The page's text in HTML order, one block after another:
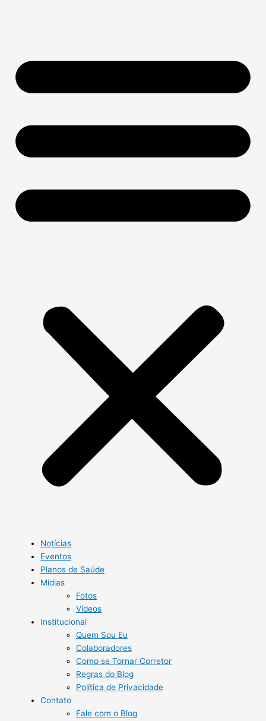
Notícias
Eventos
Planos de Saúde
Mídias
Fotos
Vídeos
Institucional
Quem Sou Eu
Colaboradores
Como se Tornar Corretor
Regras do Blog
Política de Privacidade
Contato
Fale com o Blog